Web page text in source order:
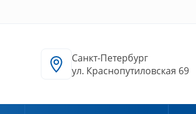
Санкт-Петербург
ул. Краснопутиловская 69